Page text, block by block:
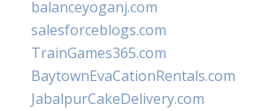
balanceyoganj.com
salesforceblogs.com
TrainGames365.com
BaytownEvaCationRentals.com
JabalpurCakeDelivery.com